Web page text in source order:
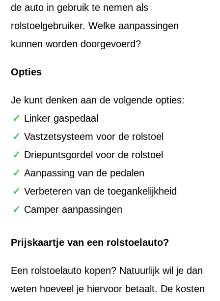
de auto in gebruik te nemen als
rolstoelgebruiker. Welke aanpassingen
kunnen worden doorgevoerd?
Opties
Je kunt denken aan de volgende opties:
Linker gaspedaal
Vastzetsysteem voor de rolstoel
Driepuntsgordel voor de rolstoel
Aanpassing van de pedalen
Verbeteren van de toegankelijkheid
Camper aanpassingen
Prijskaartje van een rolstoelauto?
Een rolstoelauto kopen? Natuurlijk wil je dan
weten hoeveel je hiervoor betaalt. De kosten